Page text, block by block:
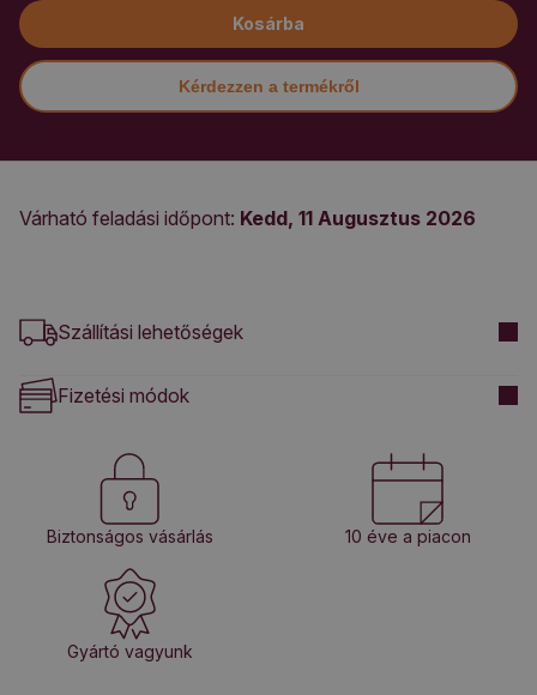
Kosárba
Kérdezzen a termékről
Várható feladási időpont: Kedd, 11 Augusztus 2026
Szállítási lehetőségek
Fizetési módok
Biztonságos vásárlás 10 éve a piacon
Gyártó vagyunk